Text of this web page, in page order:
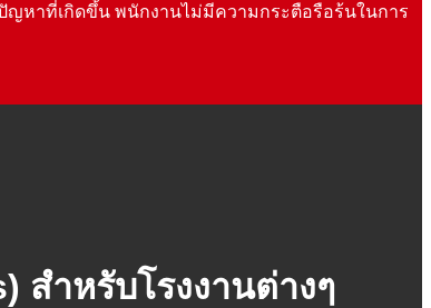
ญหาที่เกิดขึ้น พนักงานไม่มีความกระตือรือร้นในการ
สำหรับโรงงานต่างๆ